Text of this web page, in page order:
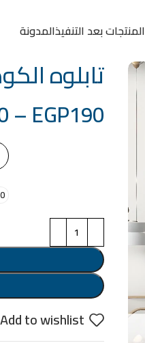
المنتجات بعد التنفيذالمدونة
تابلوه
EGP190
–
Add to wishlist